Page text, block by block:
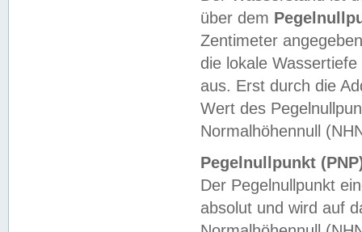
über dem
Zentimeter
die lokale
aus. Erst durch die
Wert des
Normalhöhennull
Pegelnullpunkt
Der Pegelnullpunkt
absolut und wird auf